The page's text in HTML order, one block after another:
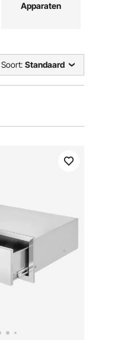
Apparaten
Soort: Standaard